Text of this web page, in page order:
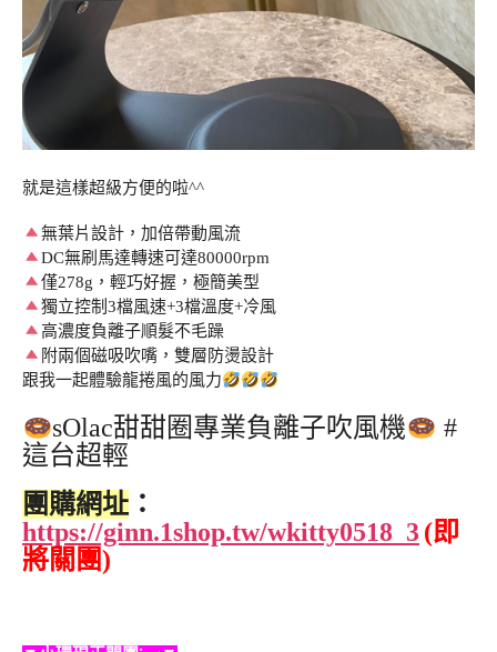
就是這樣超級方便的啦^^
無葉片設計，加倍帶動風流
DC無刷馬達轉速可達80000rpm
僅278g，輕巧好握，極簡美型
獨立控制3檔風速+3檔溫度+冷風
高濃度負離子順髮不毛躁
附兩個磁吸吹嘴，雙層防燙設計
跟我一起體驗龍捲風的風力
sOlac甜甜圈專業負離子吹風機
#
這台超輕
團購網址 ：
https://ginn.1shop.tw/wkitty0518_3(即
將關團)